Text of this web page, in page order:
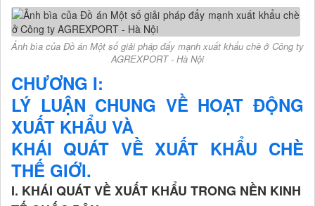
Ảnh bìa của Đồ án Một số giải pháp đẩy mạnh xuất khẩu chè ở Công ty
AGREXPORT - Hà Nội
CHƯƠNG I:
LÝ LUẬN CHUNG VỀ HOẠT ĐỘNG
XUẤT KHẨU VÀ
KHÁI QUÁT VỀ XUẤT KHẨU CHÈ
THẾ GIỚI.
I. KHÁI QUÁT VỀ XUẤT KHẨU TRONG NỀN KINH